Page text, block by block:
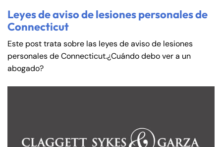
Leyes de aviso de lesiones personales de
Connecticut
Este post trata sobre las leyes de aviso de lesiones
personales de Connecticut.¿Cuándo debo ver a un
abogado?